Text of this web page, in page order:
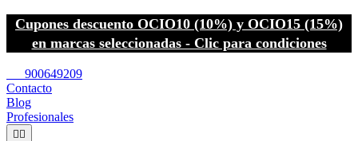
Cupones descuento OCIO10 (10%) y OCIO15 (15%)
en marcas seleccionadas - Clic para condiciones
900649209
Contacto
Blog
Profesionales
 